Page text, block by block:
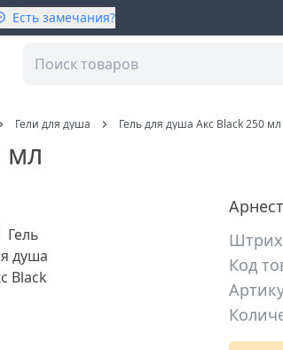
Есть замечания?
Гели для душа Гель для душа Акс Black 250 мл
мл
Код